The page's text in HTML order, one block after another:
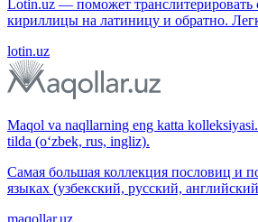
Lotin.uz — поможет транслитерировать
кириллицы на латиницу и обратно.
lotin.uz
Maqol va naqllarning eng katta
tilda (o‘zbek, rus, ingliz).
Самая большая коллекция пословиц и
языках (узбекский, русский,
maqollar.uz